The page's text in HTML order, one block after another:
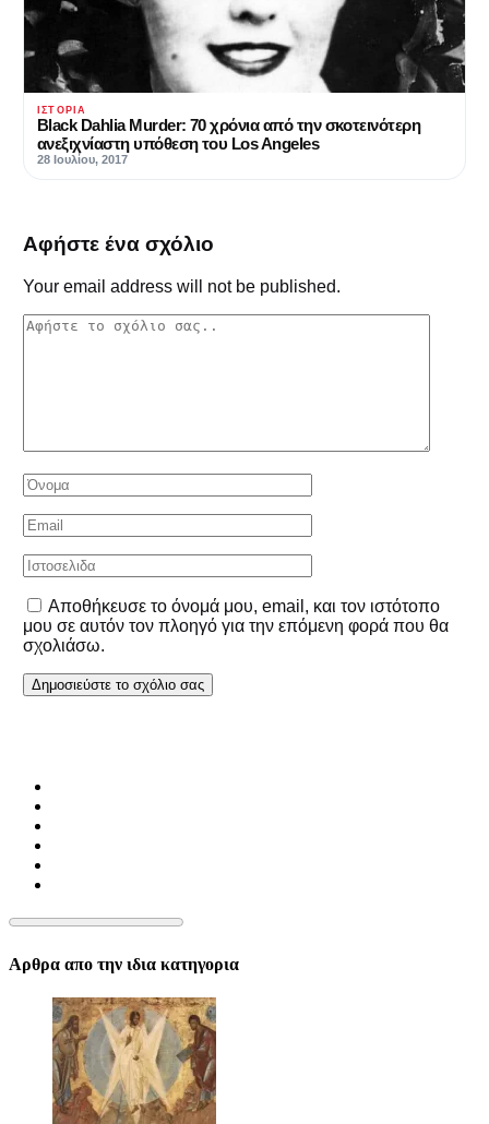
ΙΣΤΟΡΊΑ
Black Dahlia Murder: 70 χρόνια από την σκοτεινότερη
ανεξιχνίαστη υπόθεση του Los Angeles
28 Ιουλίου, 2017
Αφήστε ένα σχόλιο
Your email address will not be published.
Αποθήκευσε το όνομά μου, email, και τον ιστότοπο
μου σε αυτόν τον πλοηγό για την επόμενη φορά που θα
σχολιάσω.
Αρθρα απο την ιδια κατηγορια